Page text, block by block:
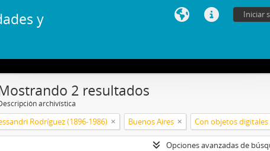
y
Iniciar
2 resultados
archivística
Rodríguez (1896-1986) Buenos Aires Con objetos digitales
Opciones avanzadas de